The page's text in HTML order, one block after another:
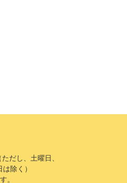
だし、土曜日、
除く）
。